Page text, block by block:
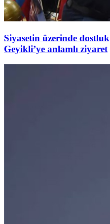
Siyasetin üzerinde
Geyikli’ye anlamlı ziyaret